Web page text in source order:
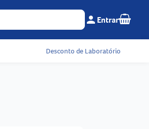
Menu do cliente e
person Entrar Seu
Desconto de Laboratório